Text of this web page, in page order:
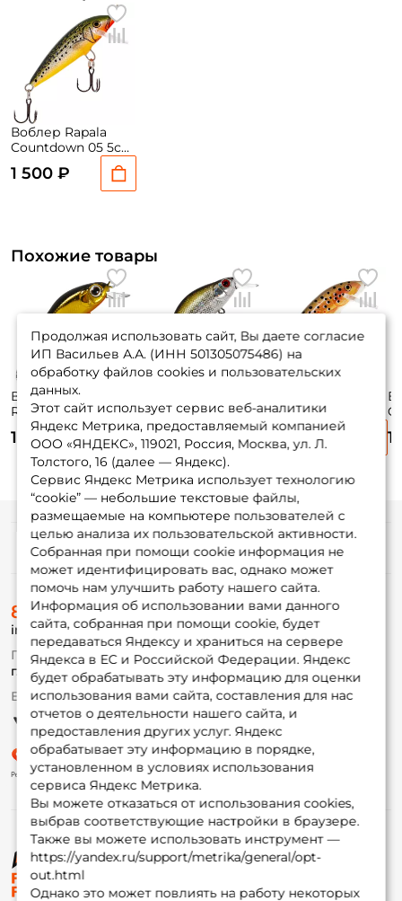
Воблер Rapala
Countdown 05 5см.
5гр. RFSM до 1,8м.
sinking
1 500 ₽
Похожие товары
Воблер Zipbaits
Rigge 35f 3,5см.
2гр. #050R до 0,8м.
floating
1 750 ₽
Khamsin 70 Sr 7см.
9,5гр. #510R до
1,5м. suspending
1 790 ₽
Countdown 05 5см.
5гр. TR до 1,8м.
sinking
1 500 ₽ 1
Продолжая использовать сайт, Вы даете согласие
ИП Васильев А.А. (ИНН 501305075486) на
обработку файлов cookies и пользовательских
данных.
Этот сайт использует сервис веб-аналитики
Яндекс Метрика, предоставляемый компанией
ООО «ЯНДЕКС», 119021, Россия, Москва, ул. Л.
Толстого, 16 (далее — Яндекс).
Сервис Яндекс Метрика использует технологию
“cookie” — небольшие текстовые файлы,
размещаемые на компьютере пользователей с
целью анализа их пользовательской активности.
Собранная при помощи cookie информация не
может идентифицировать вас, однако может
помочь нам улучшить работу нашего сайта.
Информация об использовании вами данного
сайта, собранная при помощи cookie, будет
передаваться Яндексу и храниться на сервере
Яндекса в ЕС и Российской Федерации. Яндекс
будет обрабатывать эту информацию для оценки
использования вами сайта, составления для нас
отчетов о деятельности нашего сайта, и
предоставления других услуг. Яндекс
обрабатывает эту информацию в порядке,
установленном в условиях использования
сервиса Яндекс Метрика.
Вы можете отказаться от использования cookies,
выбрав соответствующие настройки в браузере.
Также вы можете использовать инструмент —
https://yandex.ru/support/metrika/general/opt-
out.html
Однако это может повлиять на работу некоторых
© ФоксФишинг, 2009-2026
Информация
О магазине
Доставка
Оплата
Fox-bonus
Гуру
Партнерская программа
8 (495) 532-77-88
info@foxfishing.ru
По вопросам с заказом
г. Москва, ул. Плеханова д.7
Ежедневно 10:00 до 20:00